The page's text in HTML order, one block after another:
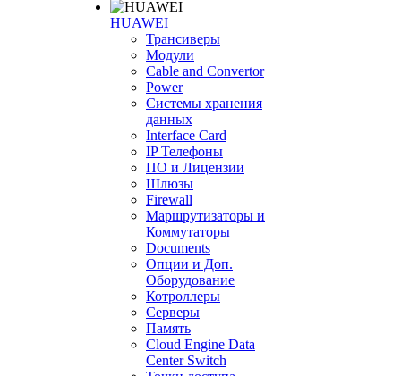
HUAWEI
Трансиверы
Модули
Cable and Convertor
Power
Системы хранения
данных
Interface Card
IP Телефоны
ПО и Лицензии
Шлюзы
Firewall
Маршрутизаторы и
Коммутаторы
Documents
Опции и Доп.
Оборудование
Котроллеры
Серверы
Память
Cloud Engine Data
Center Switch